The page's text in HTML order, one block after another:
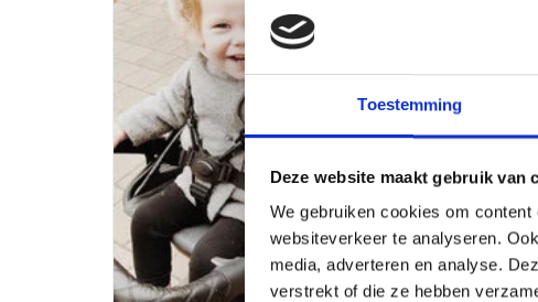
Toestemming
Deze website maakt gebruik van
We gebruiken cookies om
websiteverkeer te analyseren.
media, adverteren en analyse.
verstrekt of die ze hebben
gemak een extra kind op je kinderwagen. Geschikt voor
kinderen vanaf 1 jaar en maximaal 15 kg.
TOEVOEGEN AAN WINKELWAGEN